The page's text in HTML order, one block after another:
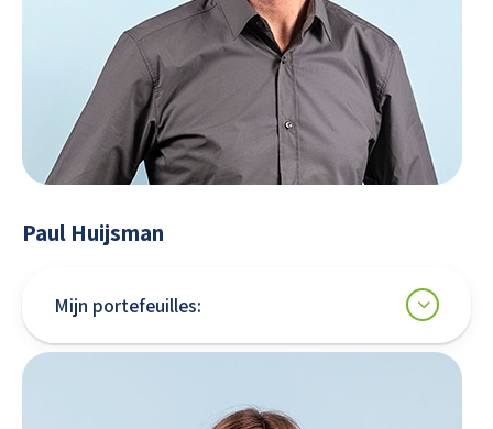
Paul Huijsman
Mijn portefeuilles: